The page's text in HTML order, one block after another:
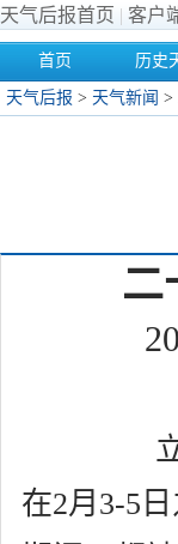
天气后报首页 | 客户
首页 历史
天气后报 > 天气新闻 >
二
在2月3-5